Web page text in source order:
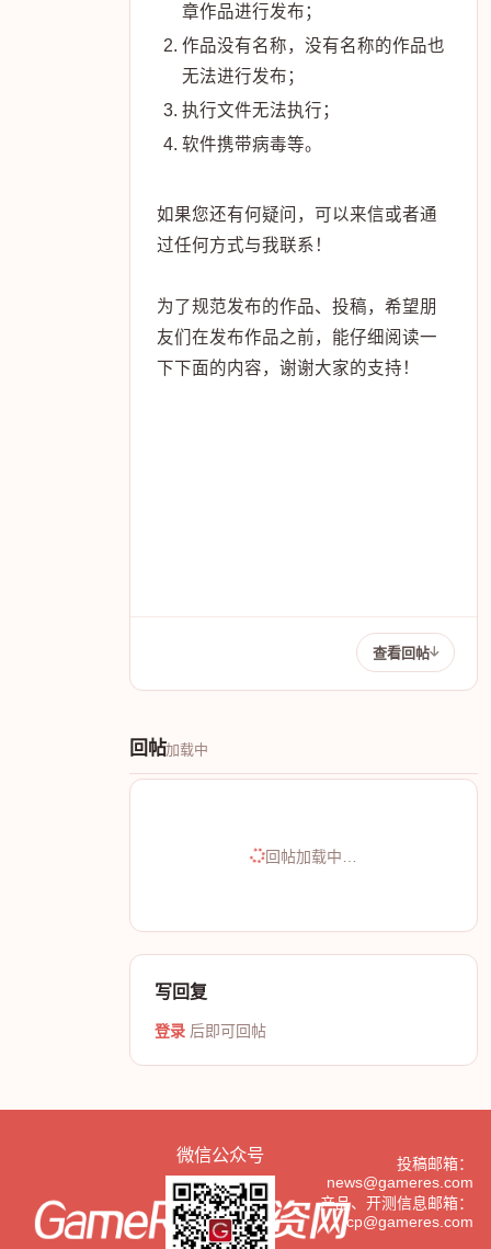
章作品进行发布；
作品没有名称，没有名称的作品也
无法进行发布；
执行文件无法执行；
软件携带病毒等。
如果您还有何疑问，可以来信或者通
过任何方式与我联系！
为了规范发布的作品、投稿，希望朋
友们在发布作品之前，能仔细阅读一
下下面的内容，谢谢大家的支持！
查看回帖
回帖加载中
回帖加载中…
写回复
登录 后即可回帖
微信公众号
投稿邮箱：
news@gameres.com
产品、开测信息邮箱：
cp@gameres.com